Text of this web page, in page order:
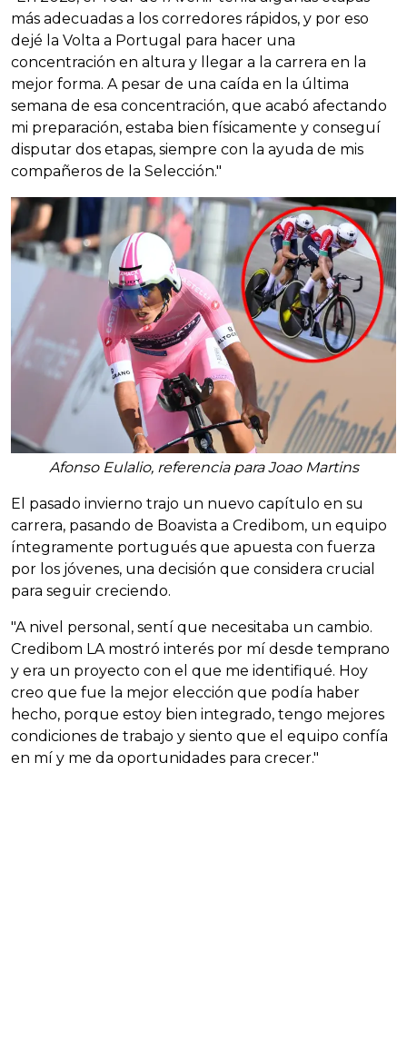
más adecuadas a los corredores rápidos, y por eso
dejé la Volta a Portugal para hacer una
concentración en altura y llegar a la carrera en la
mejor forma. A pesar de una caída en la última
semana de esa concentración, que acabó afectando
mi preparación, estaba bien físicamente y conseguí
disputar dos etapas, siempre con la ayuda de mis
compañeros de la Selección."
Afonso Eulalio, referencia para Joao Martins
El pasado invierno trajo un nuevo capítulo en su
carrera, pasando de Boavista a Credibom, un equipo
íntegramente portugués que apuesta con fuerza
por los jóvenes, una decisión que considera crucial
para seguir creciendo.
"A nivel personal, sentí que necesitaba un cambio.
Credibom LA mostró interés por mí desde temprano
y era un proyecto con el que me identifiqué. Hoy
creo que fue la mejor elección que podía haber
hecho, porque estoy bien integrado, tengo mejores
condiciones de trabajo y siento que el equipo confía
en mí y me da oportunidades para crecer."